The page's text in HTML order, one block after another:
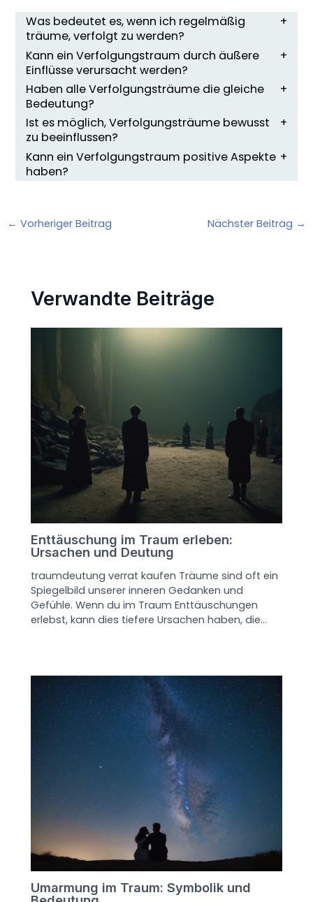
Was bedeutet es, wenn ich regelmäßig
träume, verfolgt zu werden?
Kann ein Verfolgungstraum durch äußere
Einflüsse verursacht werden?
Haben alle Verfolgungsträume die gleiche
Bedeutung?
Ist es möglich, Verfolgungsträume bewusst
zu beeinflussen?
Kann ein Verfolgungstraum positive Aspekte
haben?
← Vorheriger Beitrag Nächster Beitrag →
Verwandte Beiträge
Enttäuschung im Traum erleben:
Ursachen und Deutung
traumdeutung verrat kaufen Träume sind oft ein
Spiegelbild unserer inneren Gedanken und
Gefühle. Wenn du im Traum Enttäuschungen
erlebst, kann dies tiefere Ursachen haben, die…
Umarmung im Traum: Symbolik und